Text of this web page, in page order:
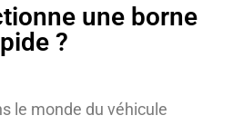
une borne
?
le monde du véhicule